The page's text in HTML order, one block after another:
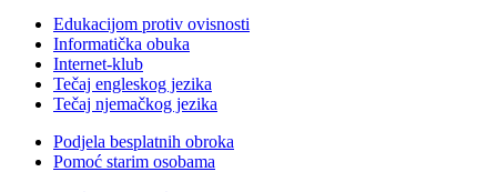
Edukacijom protiv ovisnosti
Informatička obuka
Internet-klub
Tečaj engleskog jezika
Tečaj njemačkog jezika
Podjela besplatnih obroka
Pomoć starim osobama